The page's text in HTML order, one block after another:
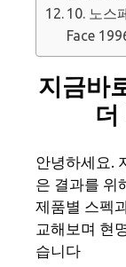
10. 노스
Face
지금바
더
안녕하세요.
은 결과를 위
제품별 스펙
교해보며 현
습니다